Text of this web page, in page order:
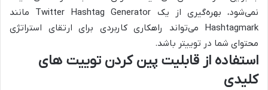
نمی‌شود، بهره‌گیری از یک Twitter Hashtag Generator مانند
Hashtagmark می‌تواند راهکاری کاربردی برای ارتقای استراتژی
محتوای شما در توییتر باشد.
استفاده از قابلیت پین کردن توییت های
کلیدی